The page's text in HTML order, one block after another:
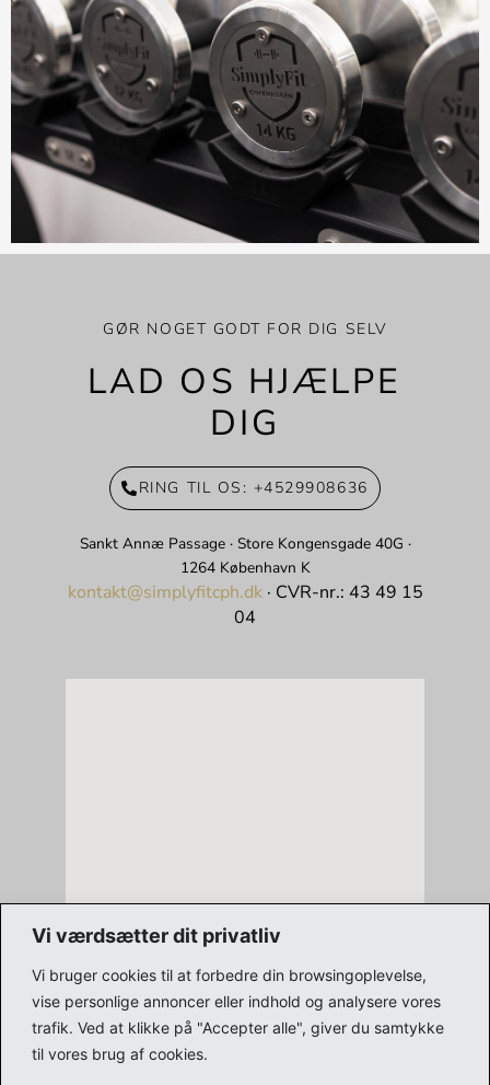
Vi værdsætter dit privatliv
Vi bruger cookies til at forbedre din browsingoplevelse,
vise personlige annoncer eller indhold og analysere vores
trafik. Ved at klikke på "Accepter alle", giver du samtykke
til vores brug af cookies.
GØR NOGET GODT FOR DIG SELV
LAD OS HJÆLPE
DIG
RING TIL OS: +4529908636
Sankt Annæ Passage · Store Kongensgade 40G ·
1264 København K
kontakt@simplyfitcph.dk· CVR-nr.: 43 49 15
04